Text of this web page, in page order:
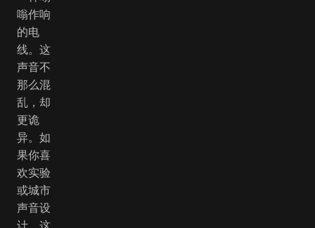
嗡作响
的电
线。这
声音不
那么混
乱，却
更诡
异。如
果你喜
欢实验
或城市
声音设
计，这